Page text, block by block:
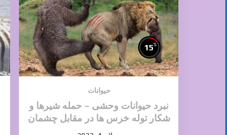
15%
حیوانات
نبرد حیوانات وحشی – حمله شیرها و
شکار توله خرس ها در مقابل چشمان
مادرانشان